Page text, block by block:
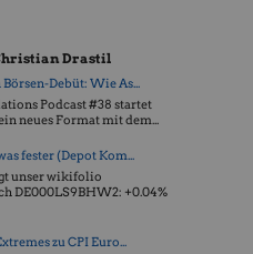
Drastil
Debüt: Wie As...
Podcast #38 startet
neues Format mit dem...
fester (Depot Kom...
unser wikifolio
DE000LS9BHW2: +0.04%
zu CPI Euro...